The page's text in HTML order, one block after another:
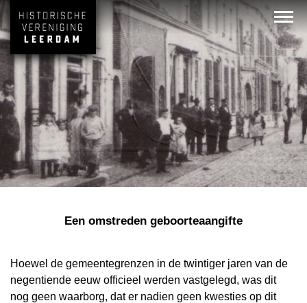
Een omstreden geboorteaangifte
Hoewel de gemeentegrenzen in de twintiger jaren van de
negentiende eeuw officieel werden vastgelegd, was dit
nog geen waarborg, dat er nadien geen kwesties op dit